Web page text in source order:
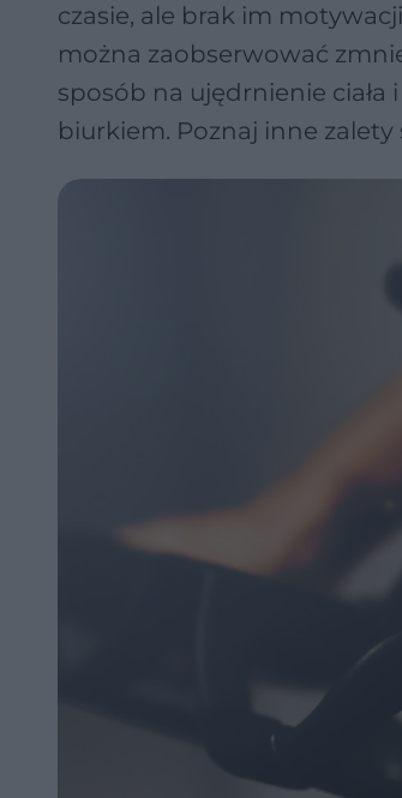
czasie, ale brak im
można zaobserwować
sposób na ujędrnienie ciała
biurkiem. Poznaj inne